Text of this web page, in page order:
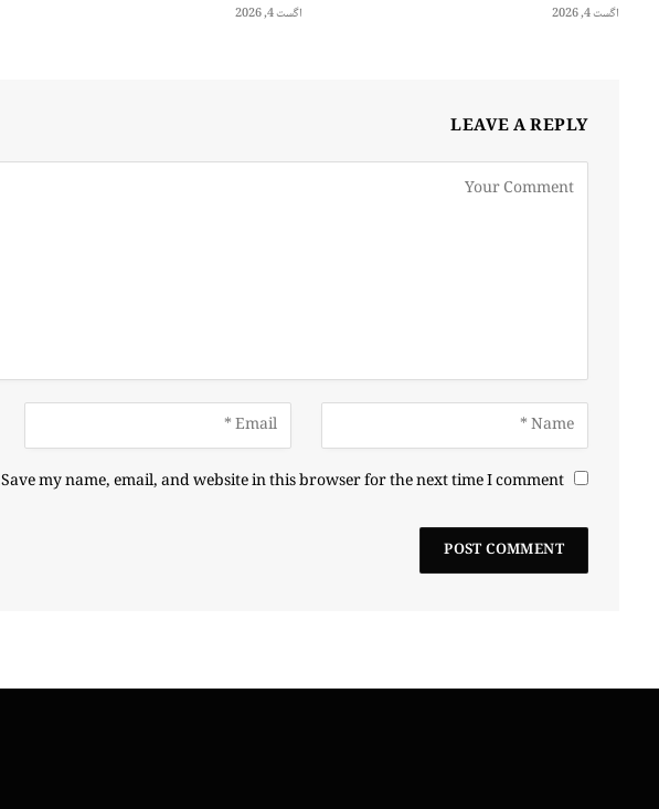
اگست 4, 2026 اگست 4, 2026
LEAVE A REPLY
Save my name, email, and website in this browser for the next time I comment.